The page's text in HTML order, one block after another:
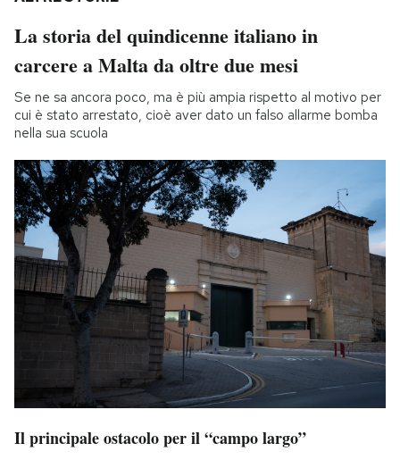
La storia del quindicenne italiano in
carcere a Malta da oltre due mesi
Se ne sa ancora poco, ma è più ampia rispetto al motivo per
cui è stato arrestato, cioè aver dato un falso allarme bomba
nella sua scuola
Il principale ostacolo per il “campo largo”